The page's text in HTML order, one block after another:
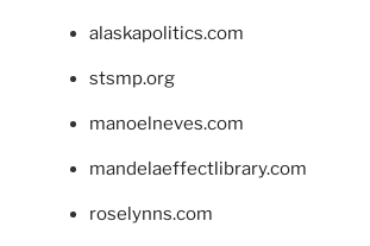
alaskapolitics.com
stsmp.org
manoelneves.com
mandelaeffectlibrary.com
roselynns.com